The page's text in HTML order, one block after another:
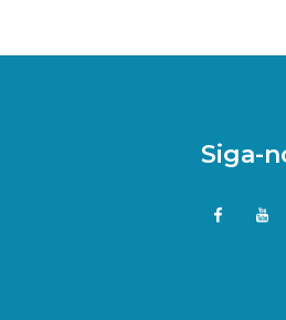
Siga-